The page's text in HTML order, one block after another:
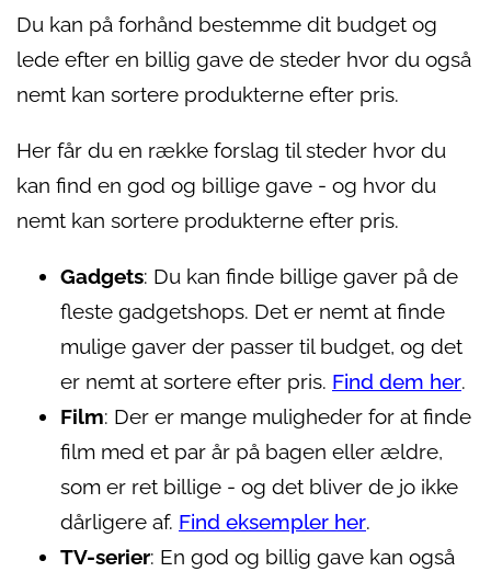
Du kan på forhånd bestemme dit budget og
lede efter en billig gave de steder hvor du også
nemt kan sortere produkterne efter pris.
Her får du en række forslag til steder hvor du
kan find en god og billige gave - og hvor du
nemt kan sortere produkterne efter pris.
Gadgets: Du kan finde billige gaver på de
fleste gadgetshops. Det er nemt at finde
mulige gaver der passer til budget, og det
er nemt at sortere efter pris. Find dem her.
Film: Der er mange muligheder for at finde
film med et par år på bagen eller ældre,
som er ret billige - og det bliver de jo ikke
dårligere af. Find eksempler her.
TV-serier: En god og billig gave kan også